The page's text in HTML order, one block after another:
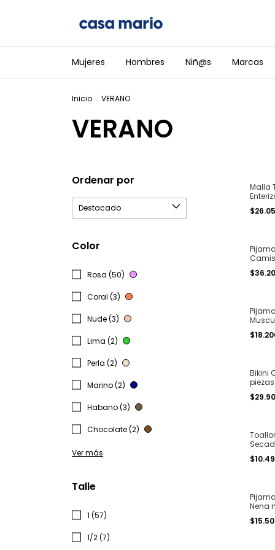
Mujeres Hombres Niñ@s Marcas
Inicio . VERANO
VERANO
Ordenar por
Color
Rosa (50)
Coral (3)
Nude (3)
Lima (2)
Perla (2)
Marino (2)
Habano (3)
Chocolate (2)
Ver más
Talle
1 (57)
1/2 (7)
Malla
T. 1 al 4
Bikini
y less
cm
Nena
T. 4 al